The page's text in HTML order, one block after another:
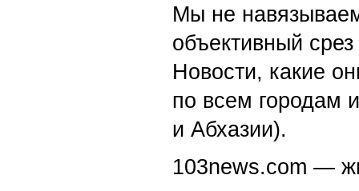
Мы не
объективный
Новости, какие
по всем городам
и Абхазии).
103news.com —